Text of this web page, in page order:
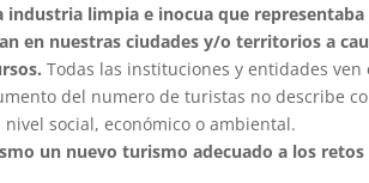
limpia e inocua que representaba
en nuestras ciudades y/o territorios a
Todas las instituciones y entidades ven
del numero de turistas no describe
social, económico o ambiental.
un nuevo turismo adecuado a los retos